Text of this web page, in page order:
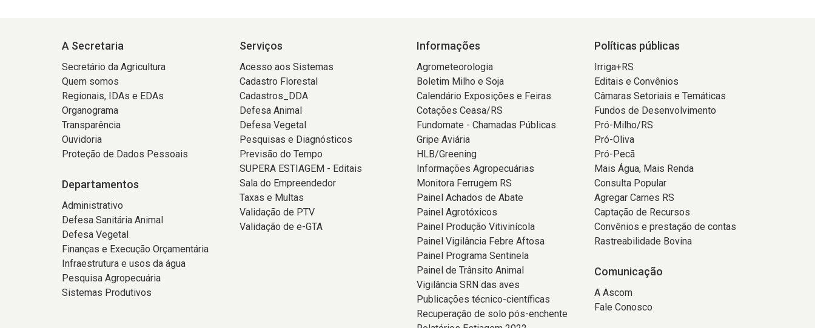
A Secretaria
Secretário da Agricultura
Quem somos
Regionais, IDAs e EDAs
Organograma
Transparência
Ouvidoria
Proteção de Dados Pessoais
Departamentos
Administrativo
Defesa Sanitária Animal
Defesa Vegetal
Finanças e Execução Orçamentária
Infraestrutura e usos da água
Pesquisa Agropecuária
Sistemas Produtivos
Serviços
Acesso aos Sistemas
Cadastro Florestal
Cadastros_DDA
Defesa Animal
Defesa Vegetal
Pesquisas e Diagnósticos
Previsão do Tempo
SUPERA ESTIAGEM - Editais
Sala do Empreendedor
Taxas e Multas
Validação de PTV
Validação de e-GTA
Informações
Agrometeorologia
Boletim Milho e Soja
Calendário Exposições e Feiras
Cotações Ceasa/RS
Fundomate - Chamadas Públicas
Gripe Aviária
HLB/Greening
Informações Agropecuárias
Monitora Ferrugem RS
Painel Achados de Abate
Painel Agrotóxicos
Painel Produção Vitivinícola
Painel Vigilância Febre Aftosa
Painel Programa Sentinela
Painel de Trânsito Animal
Vigilância SRN das aves
Publicações técnico-científicas
Recuperação de solo pós-enchente
Políticas públicas
Irriga+RS
Editais e Convênios
Câmaras Setoriais e Temáticas
Fundos de Desenvolvimento
Pró-Milho/RS
Pró-Oliva
Pró-Pecã
Mais Água, Mais Renda
Consulta Popular
Agregar Carnes RS
Captação de Recursos
Convênios e prestação de contas
Rastreabilidade Bovina
Comunicação
A Ascom
Fale Conosco